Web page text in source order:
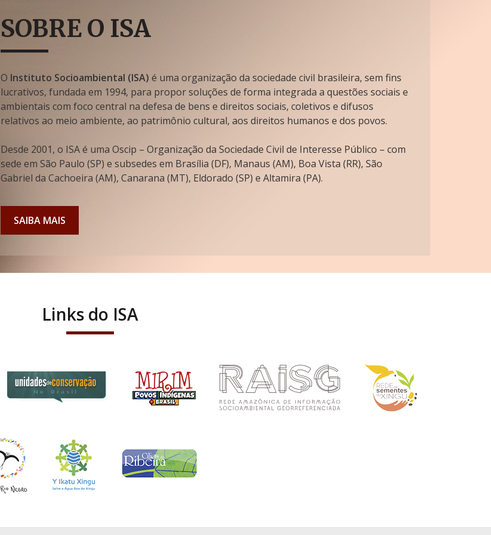
SOBRE O ISA
O Instituto Socioambiental (ISA) é uma organização da sociedade civil brasileira, sem fins
lucrativos, fundada em 1994, para propor soluções de forma integrada a questões sociais e
ambientais com foco central na defesa de bens e direitos sociais, coletivos e difusos
relativos ao meio ambiente, ao patrimônio cultural, aos direitos humanos e dos povos.
Desde 2001, o ISA é uma Oscip – Organização da Sociedade Civil de Interesse Público – com
sede em São Paulo (SP) e subsedes em Brasília (DF), Manaus (AM), Boa Vista (RR), São
Gabriel da Cachoeira (AM), Canarana (MT), Eldorado (SP) e Altamira (PA).
SAIBA MAIS
Links do ISA